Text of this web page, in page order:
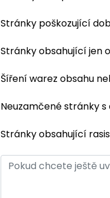
Stránky poškozující
Stránky obsahující jen
Šíření warez obsahu
Neuzamčené stránky
Stránky obsahující